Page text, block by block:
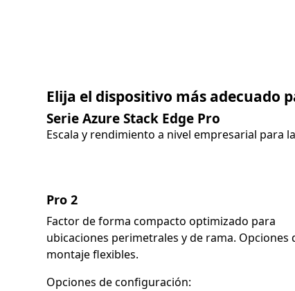
Elija el dispositivo más adecuado
Serie Azure Stack Edge Pro
Escala y rendimiento a nivel empresarial para
Pro 2
Factor de forma compacto optimizado para
ubicaciones perimetrales y de rama. Opciones
montaje flexibles.
Opciones de configuración: